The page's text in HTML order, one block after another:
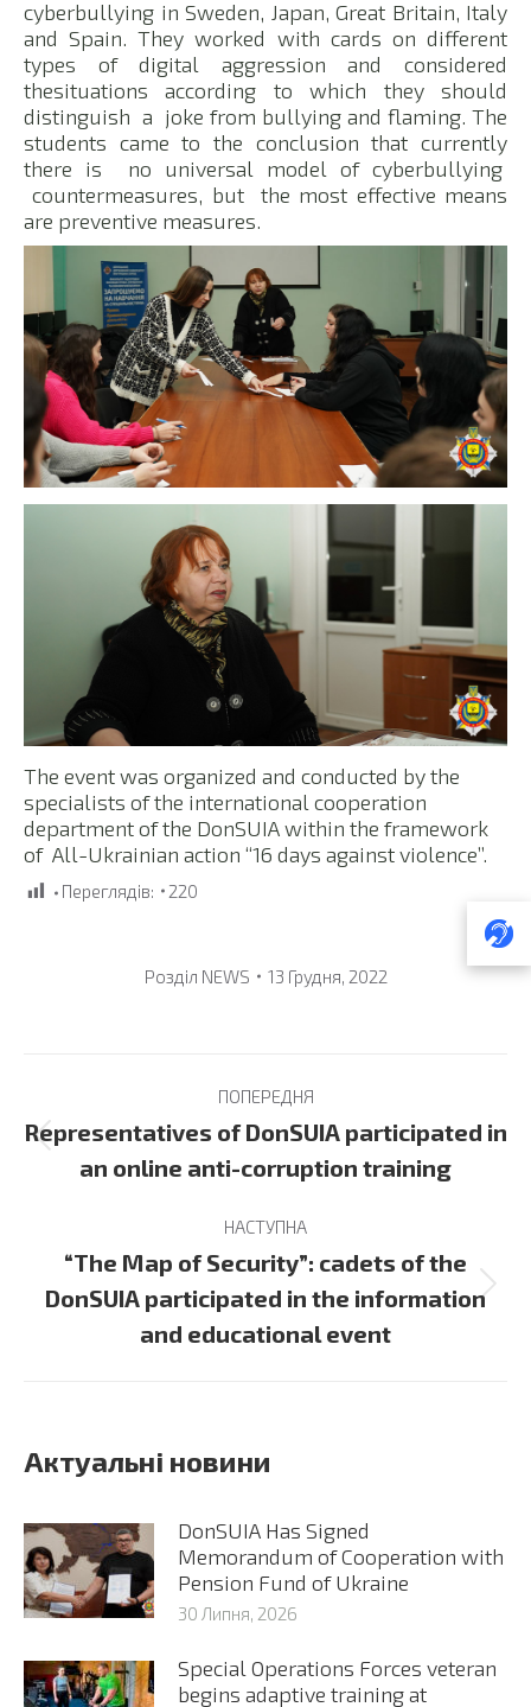
cyberbullying in Sweden, Japan, Great Britain, Italy
and Spain. They worked with cards on different
types of digital aggression and considered
thesituations according to which they should
distinguish a joke from bullying and flaming. The
students came to the conclusion that currently
there is no universal model of cyberbullying
countermeasures, but the most effective means
are preventive measures.
The event was organized and conducted by the
specialists of the international cooperation
department of the DonSUIA within the framework
of All-Ukrainian action “16 days against violence”.
Переглядів: 220
Розділ NEWS 13 Грудня, 2022
navigation
ПОПЕРЕДНЯ
Previous
post:
Representatives of DonSUIA participated in
an online anti-corruption training
НАСТУПНА
Next
post:
“The Map of Security”: cadets of the
DonSUIA participated in the information
and educational event
Актуальні новини
DonSUIA Has Signed
Memorandum of Cooperation with
Pension Fund of Ukraine
30 Липня, 2026
Special Operations Forces veteran
begins adaptive training at